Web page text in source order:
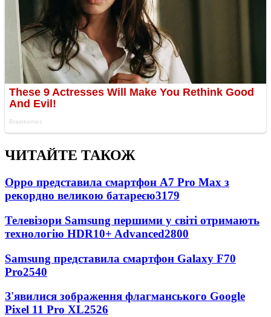
ЧИТАЙТЕ ТАКОЖ
Oppo представила смартфон A7 Pro Max з
рекордно великою батареєю3179
Телевізори Samsung першими у світі отримають
технологію HDR10+ Advanced2800
Samsung представила смартфон Galaxy F70
Pro2540
З'явилися зображення флагманського Google
Pixel 11 Pro XL2526